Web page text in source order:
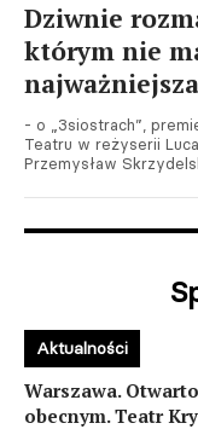
Dziwnie
którym nie
- o „3siostrach”,
Teatru w reżyserii
Przemysław
Warszawa.
obecnym. Teatr
Aktualności